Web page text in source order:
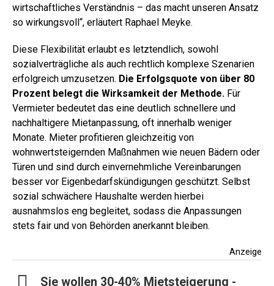
wirtschaftliches Verständnis – das macht unseren Ansatz
so wirkungsvoll“, erläutert Raphael Meyke.
Diese Flexibilität erlaubt es letztendlich, sowohl
sozialverträgliche als auch rechtlich komplexe Szenarien
erfolgreich umzusetzen. Die Erfolgsquote von über 80
Prozent belegt die Wirksamkeit der Methode. Für
Vermieter bedeutet das eine deutlich schnellere und
nachhaltigere Mietanpassung, oft innerhalb weniger
Monate. Mieter profitieren gleichzeitig von
wohnwertsteigernden Maßnahmen wie neuen Bädern oder
Türen und sind durch einvernehmliche Vereinbarungen
besser vor Eigenbedarfskündigungen geschützt. Selbst
sozial schwächere Haushalte werden hierbei
ausnahmslos eng begleitet, sodass die Anpassungen
stets fair und von Behörden anerkannt bleiben.
Anzeige
Sie wollen 30-40% Mietsteigerung -